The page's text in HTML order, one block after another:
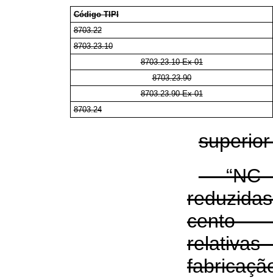
Código TIPI
8703.22
8703.23.10
8703.23.10 Ex 01
8703.23.90
8703.23.90 Ex 01
8703.24
superior
“NC
cento